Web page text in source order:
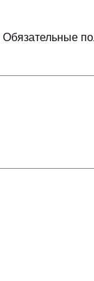
Обязательные